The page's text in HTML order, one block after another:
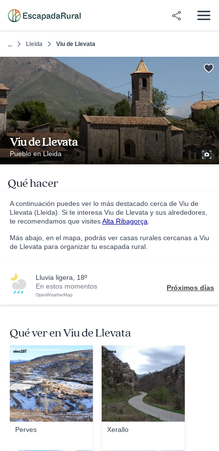
... Lleida Viu de Llevata
Viu de Llevata
Pueblo en Lleida
Qué hacer
A continuación puedes ver lo más destacado cerca de Viu de
Llevata (Lleida). Si te interesa Viu de Llevata y sus alrededores,
te recomendamos que visitesAlta Ribagorça
Más abajo, en el mapa, podrás ver casas rurales cercanas a Viu
de Llevata para organizar tu escapada rural.
lluvia ligera, 18º
En estos momentos
OpenWeatherMap
Próximos días
Qué ver en Viu de Llevata
Perves
vinc107
Xerallo
taxara